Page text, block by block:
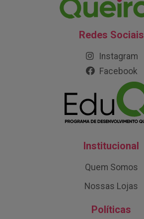
Redes Sociais
Instagram
Facebook
Institucional
Quem Somos
Nossas Lojas
Políticas